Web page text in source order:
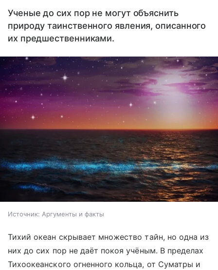
Ученые до сих пор не могут объяснить
природу таинственного явления, описанного
их предшественниками.
Источник: Аргументы и факты
Тихий океан скрывает множество тайн, но одна из
них до сих пор не даёт покоя учёным. В пределах
Тихоокеанского огненного кольца, от Суматры и